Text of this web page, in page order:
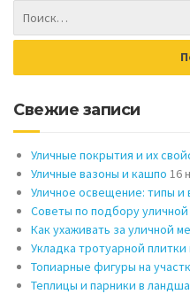
Свежие записи
Уличные покрытия и их
Уличные вазоны и кашпо 16
Уличное освещение: типы и
Советы по подбору
Как ухаживать за уличной
Укладка тротуарной плитки
Топиарные фигуры на
Теплицы и парники в